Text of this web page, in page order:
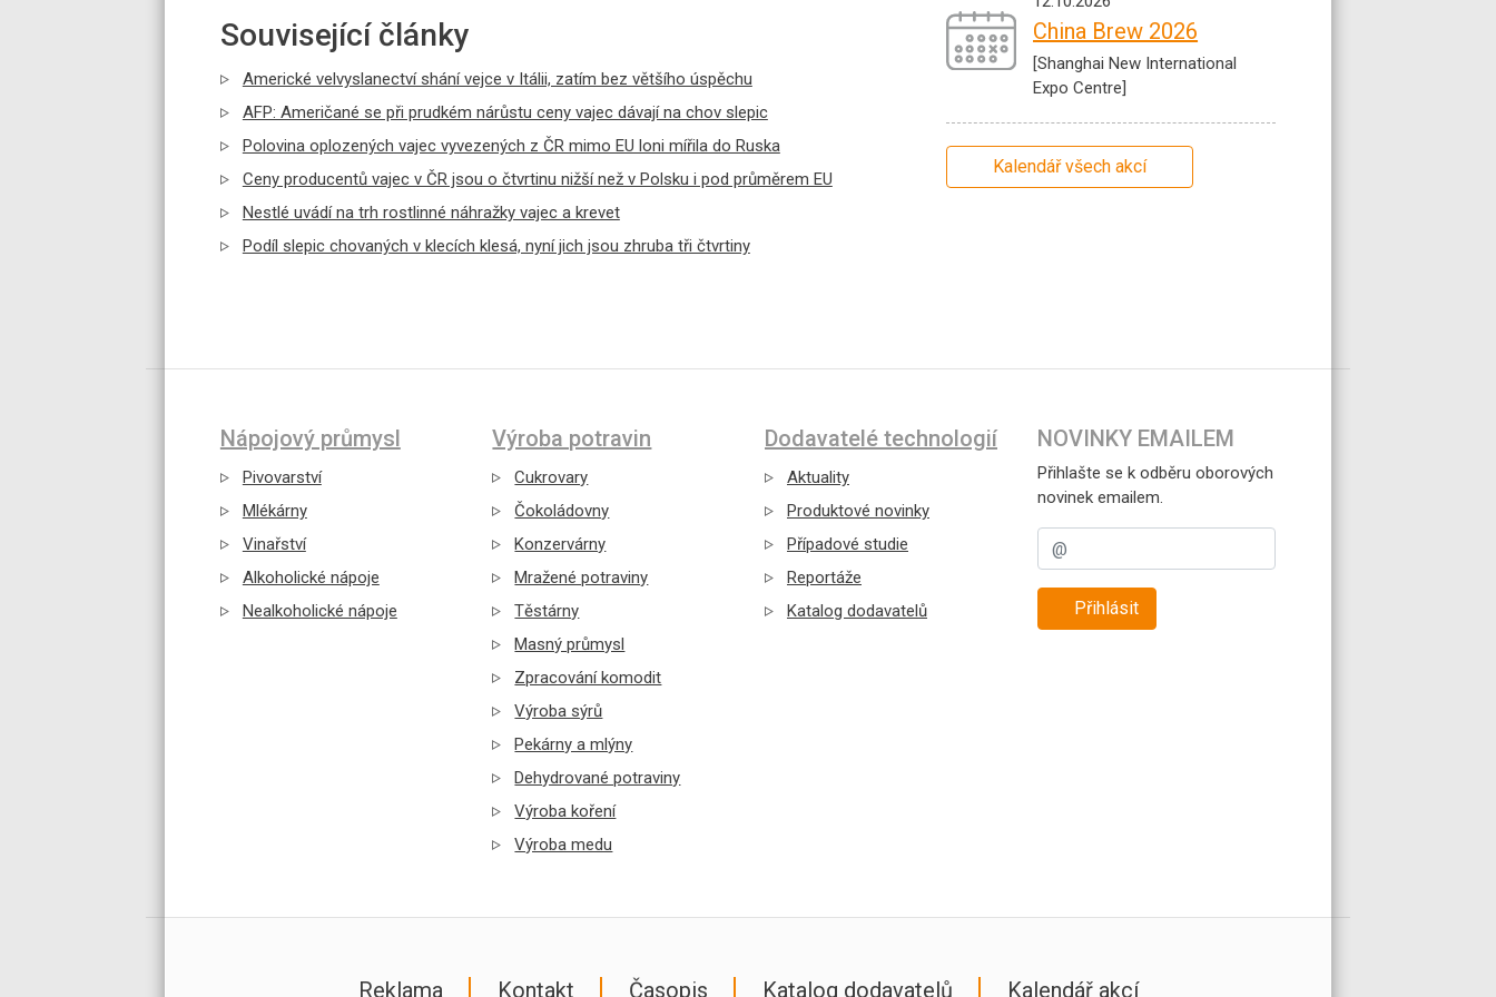
Související články
Americké velvyslanectví shání vejce v Itálii, zatím bez většího úspěchu
AFP: Američané se při prudkém nárůstu ceny vajec dávají na chov slepic
Polovina oplozených vajec vyvezených z ČR mimo EU loni mířila do Ruska
Ceny producentů vajec v ČR jsou o čtvrtinu nižší než v Polsku i pod průměrem EU
Nestlé uvádí na trh rostlinné náhražky vajec a krevet
Podíl slepic chovaných v klecích klesá, nyní jich jsou zhruba tři čtvrtiny
China Brew 2026
[Shanghai New International
Expo Centre]
Kalendář všech akcí
Nápojový průmysl
Pivovarství
Mlékárny
Vinařství
Alkoholické nápoje
Nealkoholické nápoje
Výroba potravin
Cukrovary
Čokoládovny
Konzervárny
Mražené potraviny
Těstárny
Masný průmysl
Zpracování komodit
Výroba sýrů
Pekárny a mlýny
Dehydrované potraviny
Výroba koření
Výroba medu
Dodavatelé technologií
Aktuality
Produktové novinky
Případové studie
Reportáže
Katalog dodavatelů
NOVINKY EMAILEM
Přihlašte se k odběru oborových
novinek emailem.
Přihlásit
Reklama Kontakt Časopis Katalog dodavatelů Kalendář akcí